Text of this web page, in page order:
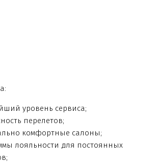
уровень сервиса;
перелетов;
комфортные салоны;
лояльности для постоянных